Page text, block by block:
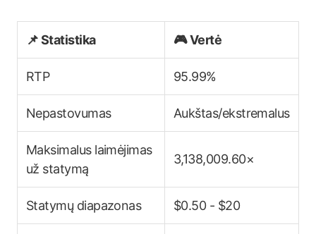
📌 Statistika 🎮 Vertė
RTP 95.99%
Nepastovumas Aukštas/ekstremalus
Maksimalus laimėjimas
už statymą
3,138,009.60×
Statymų diapazonas $0.50 - $20